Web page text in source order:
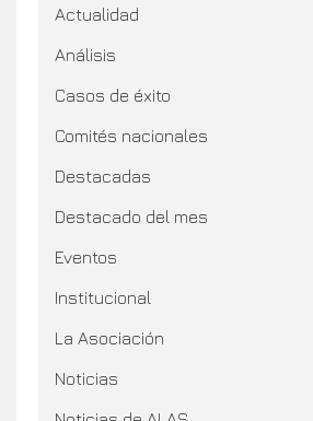
Actualidad
Análisis
Casos de éxito
Comités nacionales
Destacadas
Destacado del mes
Eventos
Institucional
La Asociación
Noticias